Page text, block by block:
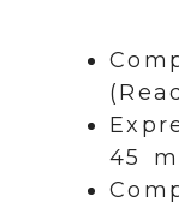
45